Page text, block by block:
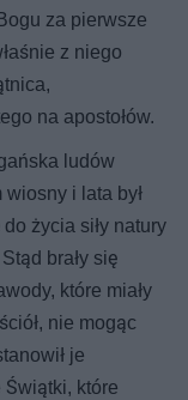
za pierwsze
z niego
na apostołów.
ludów
i lata był
życia siły natury
brały się
które miały
nie mogąc
je
Świątki, które